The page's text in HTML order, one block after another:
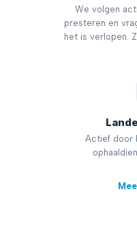
We volgen
presteren en
het is verlopen.
Actief door